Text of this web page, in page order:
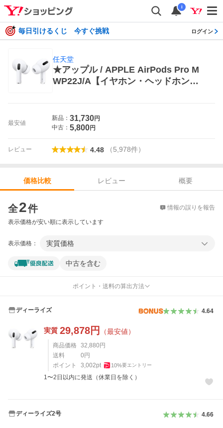
i
毎日引けるくじ 今すぐ挑戦 ログイン
任天堂
★アップル / APPLE AirPods Pro M
WP22J/A【イヤホン・ヘッドホン】
最安値
新品： 31,730円
中古： 5,800円
レビュー 4.48 （5,978件）
価格比較 レビュー
概要
全2件 情報の誤りを報告
表示価格が安い順に表示しています
表示価格： 実質価格
中古を含む
ポイント・送料の算出方法
ディーライズ 4.64
実質 29,878円 （最安値）
商品価格 32,880 円
送料
0 円
ポイント
3,002pt 10%要エントリー
1〜2日以内に発送（休業日を除く）
ディーライズ2号 4.66